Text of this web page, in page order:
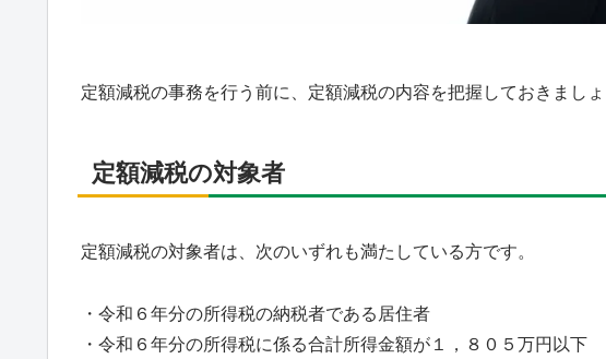
定額減税の事務を行う前に、定額減税の内容を把握しておきましょ
定額減税の対象者
定額減税の対象者は、次のいずれも満たしている方です。
・令和６年分の所得税の納税者である居住者
・令和６年分の所得税に係る合計所得金額が１，８０５万円以下